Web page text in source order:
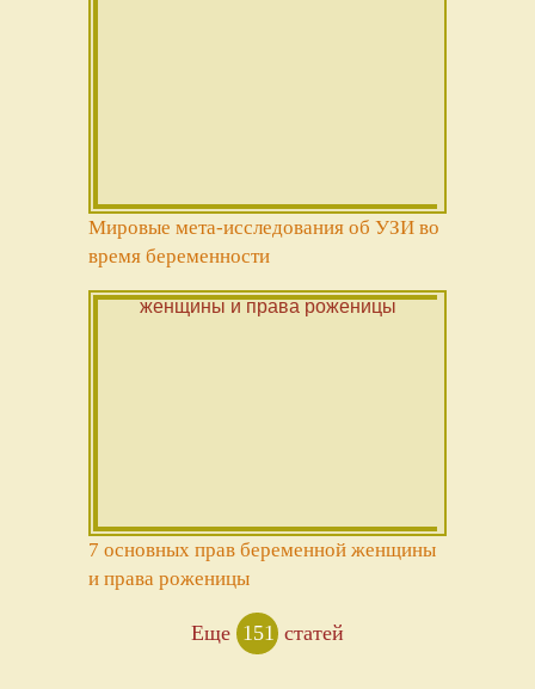
Мировые мета-исследования об УЗИ во
время беременности
7 основных прав беременной женщины
и права роженицы
Еще 151 статей